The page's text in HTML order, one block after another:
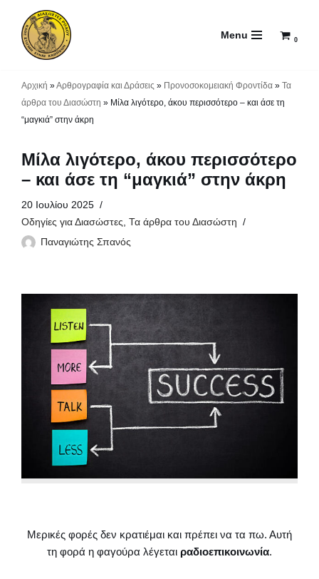
Μεταπηδήστε
Menu 0
Αρχική »Αρθρογραφία και Δράσεις » Προνοσοκομειακή Φροντίδα » Τα
άρθρα του Διασώστη » Μίλα λιγότερο, άκου περισσότερο – και άσε τη
“μαγκιά” στην άκρη
Μίλα λιγότερο, άκου περισσότερο
– και άσε τη “μαγκιά” στην άκρη
20 Ιουλίου 2025
Οδηγίες για Διασώστες, Τα άρθρα του Διασώστη
Παναγιώτης Σπανός
Μερικές φορές δεν κρατιέμαι και πρέπει να τα πω. Αυτή
τη φορά η φαγούρα λέγεται ραδιοεπικοινωνία.